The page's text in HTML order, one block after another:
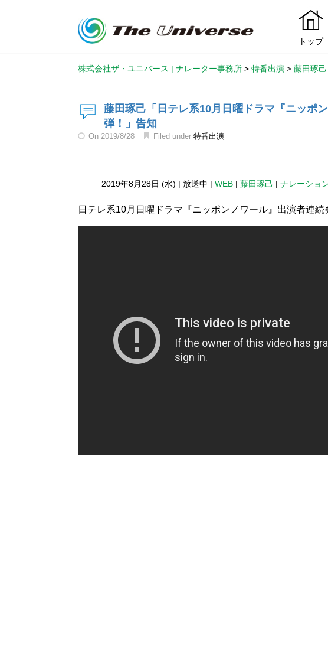
トップ
株式会社ザ・ユニバース | ナレーター事務所 > 特番出演 > 藤田琢
藤田琢己「日テレ系10月日曜ドラマ『ニッポ
弾！」告知
On 2019/8/28 Filed under 特番出演
2019年8月28日 (水) | 放送中 | WEB | 藤田琢己 | ナレーショ
日テレ系10月日曜ドラマ『ニッポンノワール』出演者連続